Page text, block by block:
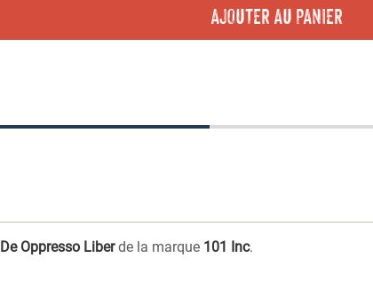
AJOUTER AU PANIER
De Oppresso Liberde la marque 101 Inc.